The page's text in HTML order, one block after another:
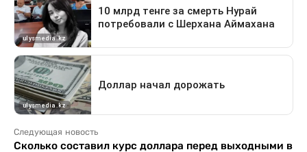
Следующая новость
Сколько составил курс доллара перед выходными в